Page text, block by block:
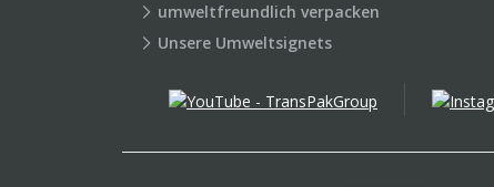
umweltfreundlich verpacken
Unsere Umweltsignets